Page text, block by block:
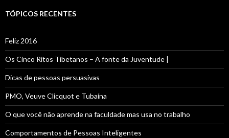
u
a
r
p
o
r
:
TÓPICOS RECENTES
Feliz 2016
Os Cinco Ritos Tibetanos – A fonte da Juventude |
Dicas de pessoas persuasivas
PMO, Veuve Clicquot e Tubaína
O que você não aprende na faculdade mas usa no trabalho
Comportamentos de Pessoas Inteligentes